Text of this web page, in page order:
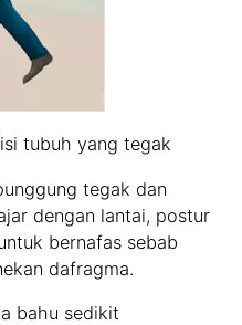
tubuh yang tegak
tegak dan
dengan lantai, postur
bernafas sebab
dafragma.
sedikit